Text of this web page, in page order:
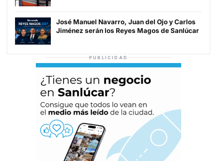
José Manuel Navarro, Juan del Ojo y Carlos
Jiménez serán los Reyes Magos de Sanlúcar
PUBLICIDAD